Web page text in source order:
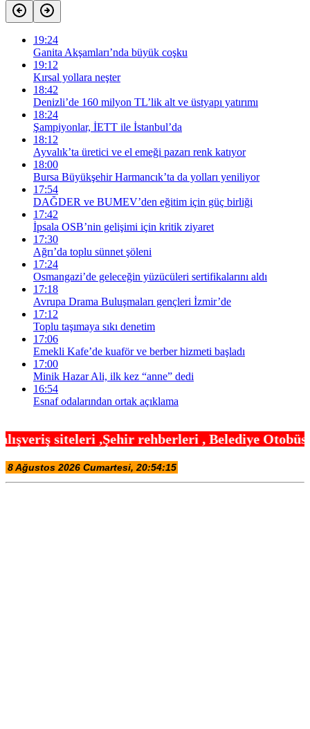
19:24
Ganita Akşamları’nda büyük coşku
19:12
Kırsal yollara neşter
18:42
Denizli’de 160 milyon TL’lik alt ve üstyapı yatırımı
18:24
Şampiyonlar, İETT ile İstanbul’da
18:12
Ayvalık’ta üretici ve el emeği pazarı renk katıyor
18:00
Bursa Büyükşehir Harmancık’ta da yolları yeniliyor
17:54
DAĞDER ve BUMEV’den eğitim için güç birliği
17:42
İpsala OSB’nin gelişimi için kritik ziyaret
17:30
Ağrı’da toplu sünnet şöleni
17:24
Osmangazi’de geleceğin yüzücüleri sertifikalarını aldı
17:18
Avrupa Drama Buluşmaları gençleri İzmir’de
17:12
Toplu taşımaya sıkı denetim
17:06
Emekli Kafe’de kuaför ve berber hizmeti başladı
17:00
Minik Hazar Ali, ilk kez “anne” dedi
16:54
Esnaf odalarından ortak açıklama
,Şehir rehberleri , Belediye